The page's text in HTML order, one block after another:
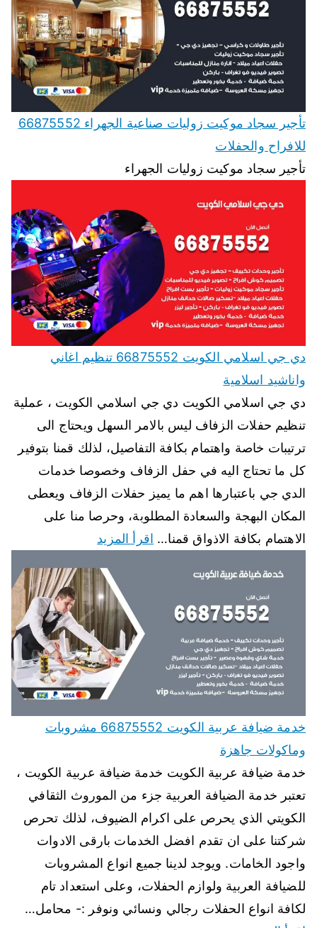
تأجير سجاد موكيت زوليات صناعية الجهراء 66875552
للافراح والحفلات
تأجير سجاد موكيت زوليات الجهراء
دي جي اسلامي الكويت 66875552 تنظيم اغاني
واناشيد اسلامية
دي جي اسلامي الكويت دي جي اسلامي الكويت ، عملية
تنظيم حفلات الزفاف ليس بالامر السهل ويحتاج الى
ترتيبات خاصة واهتمام بكافة التفاصيل، لذلك قمنا بتوفير
كل ما تحتاج اليه في حفل الزفاف وخصوصا خدمات
الدي جي باعتبارها اهم ما يميز حفلات الزفاف ويعطى
المكان البهجة والسعادة المطلوبة، وحرصا منا على
الاهتمام بكافة الاذواق قمنا… اقرأ المزيد
خدمة ضيافة عربية الكويت 66875552 مشروبات
وماكولات جاهزة
خدمة ضيافة عربية الكويت خدمة ضيافة عربية الكويت ،
تعتبر خدمة الضيافة العربية جزء من الموروث الثقافي
الكويتي الذي يحرص على اكرام الضيوف، لذلك تحرص
شركتنا على ان تقدم افضل الخدمات بارقى الادوات
واجود الخامات. ويوجد لدينا جميع انواع المشروبات
للضيافة العربية ولوازم الحفلات، وعلى استعداد تام
لكافة انواع الحفلات رجالي ونسائي ونوفر :- محامل…